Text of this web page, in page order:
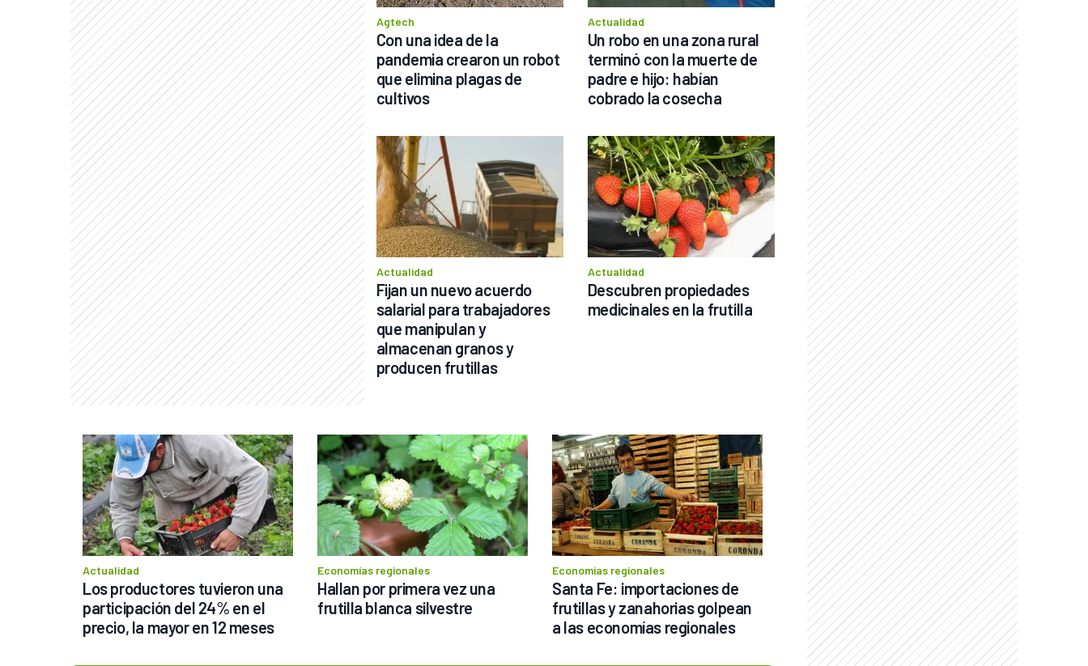
Agtech
Con una idea de la
pandemia crearon un robot
que elimina plagas de
cultivos
Actualidad
Un robo en una zona rural
terminó con la muerte de
padre e hijo: habían
cobrado la cosecha
Actualidad
Fijan un nuevo acuerdo
salarial para trabajadores
que manipulan y
almacenan granos y
producen frutillas
Actualidad
Descubren propiedades
medicinales en la frutilla
Actualidad
Los productores tuvieron una
participación del 24% en el
precio, la mayor en 12 meses
Economías regionales
Hallan por primera vez una
frutilla blanca silvestre
Economías regionales
Santa Fe: importaciones de
frutillas y zanahorias golpean
a las economías regionales